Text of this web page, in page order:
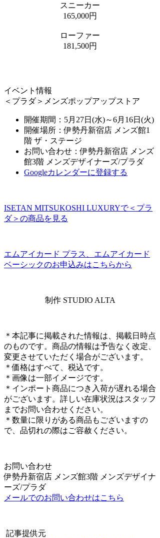
スニーカー
165,000円
ローファー
181,500円
イベント情報
＜プラダ＞メンズポップアップストア
開催期間： 5月27日(水)～6月16日(火)
開催場所：伊勢丹新宿店 メンズ館1
階 ザ・ステージ
お問い合わせ：伊勢丹新宿店 メンズ
館3階 メンズデザイナーズ/プラダ
Googleカレンダーに登録する
ISETAN MITSUKOSHI LUXURYで＜プラ
ダ＞の商品を見る
エムアイカード プラス、エムアイカード
ベーシックのお申込みはこちらから
制作 STUDIO ALTA
＊本記事に掲載された情報は、掲載日時点
のものです。商品の情報は予告なく改定、
変更させていただく場合がございます。
＊価格はすべて、税込です。
＊画像は⼀部イメージです。
＊インポート商品につき入荷が遅れる場合
がございます。詳しい在庫状況はスタッフ
までお問い合わせください。
＊数量に限りがある商品もございますの
で、品切れの際はご容赦ください。
お問い合わせ
伊勢丹新宿店 メンズ館3階 メンズデザイナ
ーズ/プラダ
メールでのお問い合わせはこちら
記事提供元